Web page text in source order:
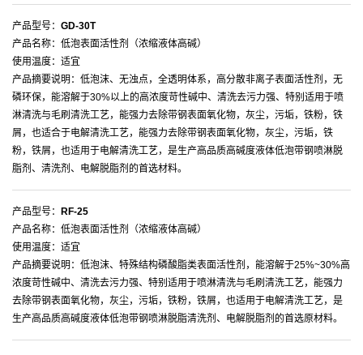
产品型号： GD-30T
产品名称：低泡表面活性剂（浓缩液体高碱）
使用温度：适宜
产品摘要说明：低泡沫、无浊点，全透明体系，高分散非离子表面活性剂，无
磷环保，能溶解于30%以上的高浓度苛性碱中、清洗去污力强、特别适用于喷
淋清洗与毛刷清洗工艺，能强力去除带钢表面氧化物，灰尘，污垢，铁粉，铁
屑，也适合于电解清洗工艺，能强力去除带钢表面氧化物，灰尘，污垢，铁
粉，铁屑，也适用于电解清洗工艺，是生产高品质高碱度液体低泡带钢喷淋脱
脂剂、清洗剂、电解脱脂剂的首选材料。
产品型号：
RF-25
产品名称：低泡表面活性剂（浓缩液体高碱）
使用温度：适宜
产品摘要说明：低泡沫、特殊结构磷酸脂类表面活性剂，能溶解于25%~30%高
浓度苛性碱中、清洗去污力强、特别适用于喷淋清洗与毛刷清洗工艺，能强力
去除带钢表面氧化物，灰尘，污垢，铁粉，铁屑，也适用于电解清洗工艺，是
生产高品质高碱度液体低泡带钢喷淋脱脂清洗剂、电解脱脂剂的首选原材料。